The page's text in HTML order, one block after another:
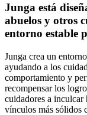
Junga está
abuelos y otros
entorno estable
Junga crea un
ayudando a los
comportamiento y
recompensar los
cuidadores a
vínculos más sólidos